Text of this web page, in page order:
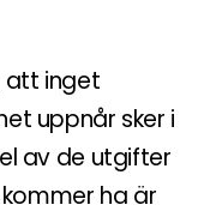
att inget
uppnår sker i
av de utgifter
ha är